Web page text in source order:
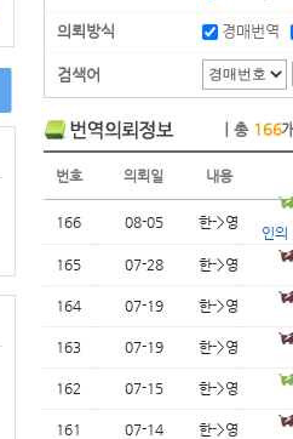
의뢰방식 경매번역
검색어
｜총 166
번호 의뢰일 내용
166 08-05 한->영
인의
165
07-28 한->영
164 07-19 한->영
163 07-19 한->영
162 07-15 한->영
161 07-14 한->영